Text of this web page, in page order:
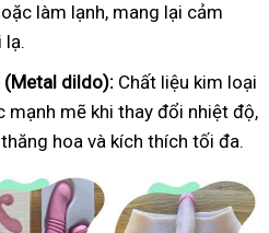
làm lạnh, mang lại cảm
lạ.
(Metal dildo): Chất liệu kim loại
mạnh mẽ khi thay đổi nhiệt độ,
hoa và kích thích tối đa.